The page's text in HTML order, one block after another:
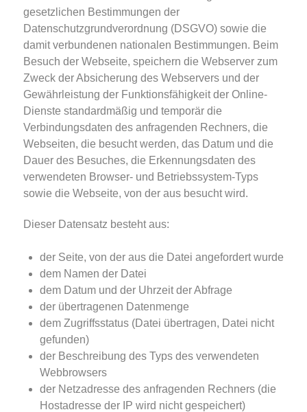
gesetzlichen Bestimmungen der
Datenschutzgrundverordnung (DSGVO) sowie die
damit verbundenen nationalen Bestimmungen. Beim
Besuch der Webseite, speichern die Webserver zum
Zweck der Absicherung des Webservers und der
Gewährleistung der Funktionsfähigkeit der Online-
Dienste standardmäßig und temporär die
Verbindungsdaten des anfragenden Rechners, die
Webseiten, die besucht werden, das Datum und die
Dauer des Besuches, die Erkennungsdaten des
verwendeten Browser- und Betriebssystem-Typs
sowie die Webseite, von der aus besucht wird.
Dieser Datensatz besteht aus:
der Seite, von der aus die Datei angefordert wurde
dem Namen der Datei
dem Datum und der Uhrzeit der Abfrage
der übertragenen Datenmenge
dem Zugriffsstatus (Datei übertragen, Datei nicht
gefunden)
der Beschreibung des Typs des verwendeten
Webbrowsers
der Netzadresse des anfragenden Rechners (die
Hostadresse der IP wird nicht gespeichert)